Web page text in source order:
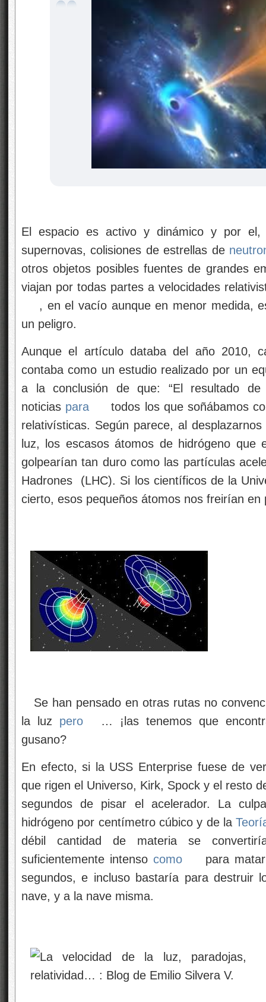
El espacio es activo y dinámico y por el,
supernovas, colisiones de estrellas de
otros objetos posibles fuentes de grandes
viajan por todas partes a velocidades
, en el vacío aunque en menor medida,
un peligro.
Aunque el artículo databa del año 2010,
contaba como un estudio realizado por un
a la conclusión de que: “El resultado
noticias para
todos los que soñábamos
relativísticas. Según parece, al
luz, los escasos átomos de hidrógeno que
golpearían tan duro como las partículas
Hadrones (LHC). Si los científicos de la
cierto, esos pequeños átomos nos freirían en
Se han pensado en otras rutas no
la luz pero
… ¡las tenemos que
gusano?
En efecto, si la USS Enterprise fuese de
que rigen el Universo, Kirk, Spock y el resto
segundos de pisar el acelerador. La
hidrógeno por centímetro cúbico y de la
débil cantidad de materia se
suficientemente intensocomo
para
segundos, e incluso bastaría para destruir
nave, y a la nave misma.